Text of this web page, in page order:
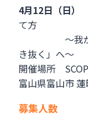
4月12日（日）
て方
～我が子を
き抜く」へ～
開催場所
富山県富山市
募集人数